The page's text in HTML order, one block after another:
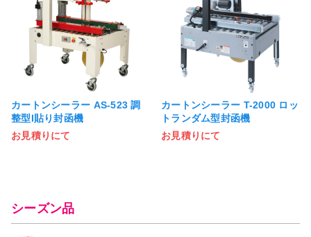
カートンシーラー AS-523 調
整型I貼り封函機
お見積りにて
カートンシーラー T-2000 ロッ
トランダム型封函機
お見積りにて
シーズン品